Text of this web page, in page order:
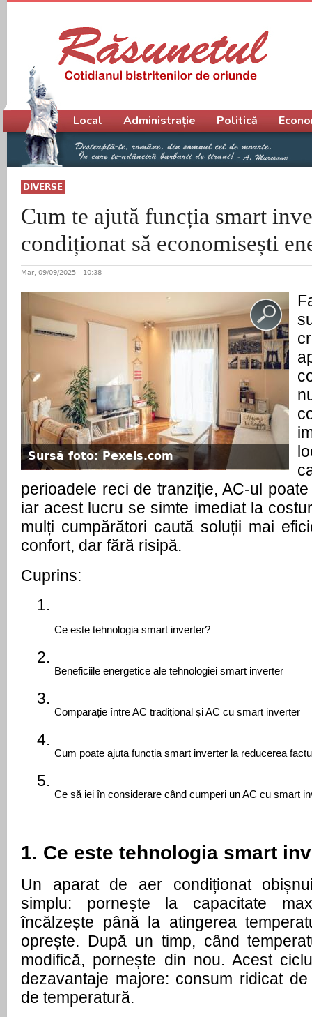
DIVERSE
Cum te ajută funcția smart
condiționat să economisești
Mar, 09/09/2025 - 10:38
Sursă foto: Pexels.com
perioadele reci de tranziție, AC-ul
iar acest lucru se simte imediat la
mulți cumpărători caută soluții mai
confort, dar fără risipă.
Cuprins:
Ce este tehnologia smart inverter?
Beneficiile energetice ale tehnologiei smart inverter
Comparație între AC tradițional și AC cu smart inverter
Cum poate ajuta funcția smart inverter la reducerea
Ce să iei în considerare când cumperi un AC cu smart
1. Ce este tehnologia smart
Un aparat de aer condiționat
simplu: pornește la capacitate
încălzește până la atingerea
oprește. După un timp, când
modifică, pornește din nou. Acest
dezavantaje majore: consum ridicat
de temperatură.
Meniu principal
Local Administrație Politică